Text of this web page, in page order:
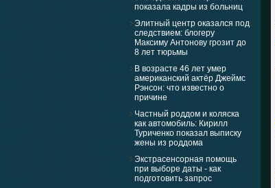
показала кадры из больниц
Элитный центр оказался под
следствием: блогеру
Максиму Антонову грозит до
8 лет тюрьмы
В возрасте 46 лет умер
американский актёр Джеймс
Рэнсон: что известно о
причине
Частный роддом и коляска
как автомобиль: Кирилл
Туриченко показал выписку
жены из роддома
Экстрасенсорная помощь
при выборе даты - как
подготовить запрос